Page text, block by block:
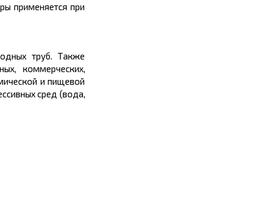
применяется при
труб. Также
коммерческих,
и пищевой
сред (вода,